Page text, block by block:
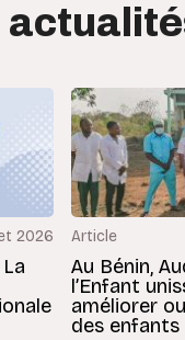
2026 Article
Au Bénin,
l’Enfant
améliorer
des